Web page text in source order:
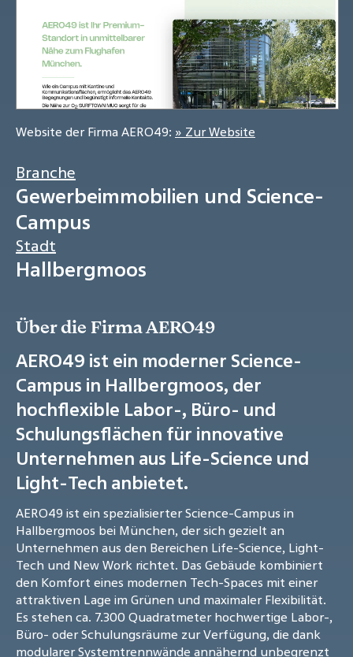
Website der Firma AERO49: » Zur Website
Branche
Gewerbeimmobilien und Science-
Campus
Stadt
Hallbergmoos
Über die Firma AERO49
AERO49 ist ein moderner Science-
Campus in Hallbergmoos, der
hochflexible Labor-, Büro- und
Schulungsflächen für innovative
Unternehmen aus Life-Science und
Light-Tech anbietet.
AERO49 ist ein spezialisierter Science-Campus in
Hallbergmoos bei München, der sich gezielt an
Unternehmen aus den Bereichen Life-Science, Light-
Tech und New Work richtet. Das Gebäude kombiniert
den Komfort eines modernen Tech-Spaces mit einer
attraktiven Lage im Grünen und maximaler Flexibilität.
Es stehen ca. 7.300 Quadratmeter hochwertige Labor-,
Büro- oder Schulungsräume zur Verfügung, die dank
modularer Systemtrennwände annähernd unbegrenzt